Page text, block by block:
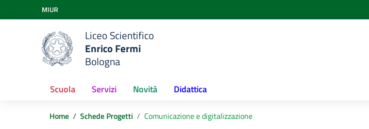
Vai ai contenuti
Vai al menu di navigazione
Vai al footer
MIUR
Liceo Scientifico
Enrico Fermi
Bologna
Scuola Servizi Novità Didattica
Home Schede Progetti Comunicazione e digitalizzazione